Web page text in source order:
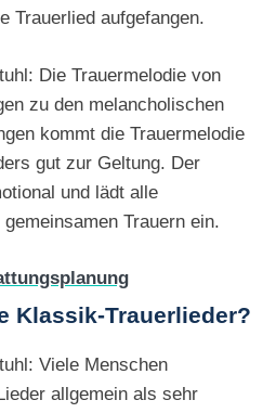
Trauerlied aufgefangen.
Die Trauermelodie von
zu den melancholischen
kommt die Trauermelodie
gut zur Geltung. Der
und lädt alle
Trauern ein.
Klassik-Trauerlieder?
Viele Menschen
allgemein als sehr